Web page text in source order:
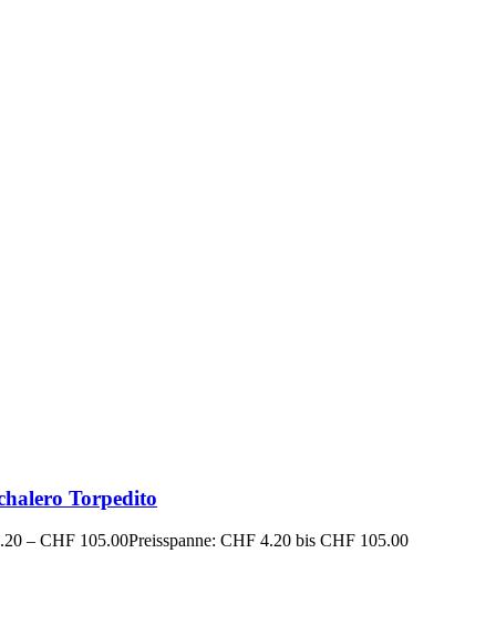
Torpedito
– CHF 105.00Preisspanne: CHF 4.20 bis CHF 105.00